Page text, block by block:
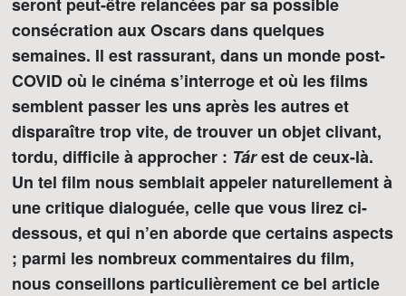
consécration aux Oscars dans quelques
semaines. Il est rassurant, dans un monde post-
COVID où le cinéma s’interroge et où les films
semblent passer les uns après les autres et
disparaître trop vite, de trouver un objet clivant,
tordu, difficile à approcher : Tárest de ceux-là.
Un tel film nous semblait appeler naturellement à
une critique dialoguée, celle que vous lirez ci-
dessous, et qui n’en aborde que certains aspects
; parmi les nombreux commentaires du film,
nous conseillons particulièrement ce bel article